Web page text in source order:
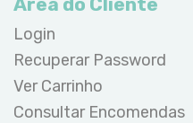
Login
Recuperar Password
Ver Carrinho
Consultar Encomendas